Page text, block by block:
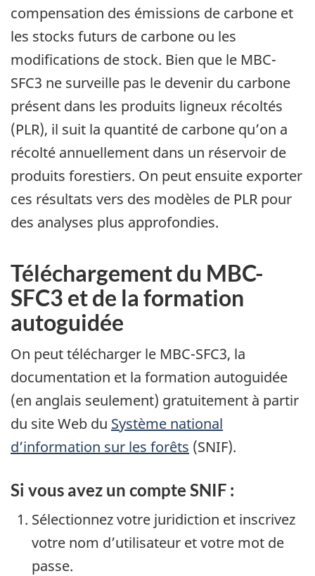
compensation des émissions de carbone et
les stocks futurs de carbone ou les
modifications de stock. Bien que le MBC-
SFC3 ne surveille pas le devenir du carbone
présent dans les produits ligneux récoltés
(PLR), il suit la quantité de carbone qu’on a
récolté annuellement dans un réservoir de
produits forestiers. On peut ensuite exporter
ces résultats vers des modèles de PLR pour
des analyses plus approfondies.
Téléchargement du MBC-
SFC3 et de la formation
autoguidée
On peut télécharger le MBC-SFC3, la
documentation et la formation autoguidée
(en anglais seulement) gratuitement à partir
du site Web du Système national
d’information sur les forêts (SNIF).
Si vous avez un compte SNIF :
Sélectionnez votre juridiction et inscrivez
votre nom d’utilisateur et votre mot de
passe.